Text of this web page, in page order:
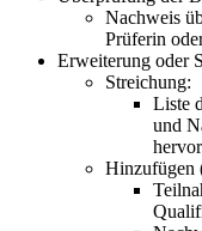
Nachweis
Prüferin
Erweiterung oder
Streichung:
Liste
und
Hinzufügen